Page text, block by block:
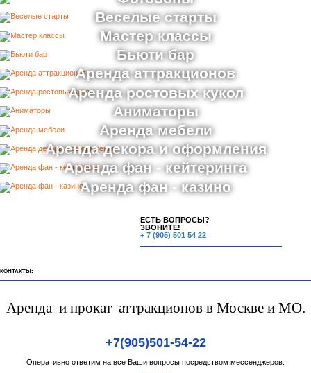
Веселые старты
Мастер классы
Бьюти бар
Аренда аттракционов
Аренда ростовых кукол
Аниматоры
Аренда мебели
Аренда декора и оформления
Аренда фан - кейтеринга
Аренда фан - казино
ЕСТЬ ВОПРОСЫ?
ЗВОНИТЕ!
+ 7 (905) 501 54 22
КОНТАКТЫ:
Аренда и прокат аттракционов в Москве и МО.
+7(905)501-54-22
Оперативно ответим на все Ваши вопросы посредством мессенджеров: